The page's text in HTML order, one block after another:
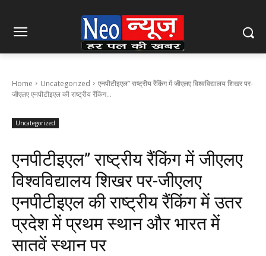
Home Uncategorized
एनपीटीइएल” राष्ट्रीय रैंकिंग में जीएलए विश्वविद्यालय शिखर पर-
जीएलए एनपीटीइएल की राष्ट्रीय रैंकिंग...
Uncategorized
एनपीटीइएल” राष्ट्रीय रैंकिंग में जीएलए
विश्वविद्यालय शिखर पर-जीएलए
एनपीटीइएल की राष्ट्रीय रैंकिंग में उतर
प्रदेश में प्रथम स्थान और भारत में
सातवें स्थान पर